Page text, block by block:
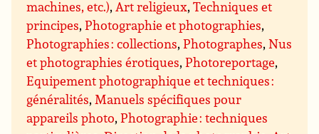
machines, etc.),Art religieux,Techniques et
principes,Photographie et photographies,
Photographies : collections,Photographes,Nus
et photographies érotiques,Photoreportage,
Equipement photographique et techniques :
généralités,Manuels spécifiques pour
appareils photo,Photographie : techniques